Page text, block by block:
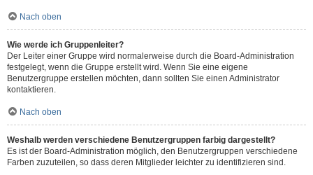
Nach oben
Wie werde ich Gruppenleiter?
Der Leiter einer Gruppe wird normalerweise durch die Board-Administration
festgelegt, wenn die Gruppe erstellt wird. Wenn Sie eine eigene
Benutzergruppe erstellen möchten, dann sollten Sie einen Administrator
kontaktieren.
Nach oben
Weshalb werden verschiedene Benutzergruppen farbig dargestellt?
Es ist der Board-Administration möglich, den Benutzergruppen verschiedene
Farben zuzuteilen, so dass deren Mitglieder leichter zu identifizieren sind.